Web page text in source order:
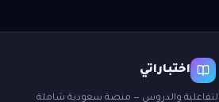
اختباراتي
التفاعلية والدروس — منصة سعودية شاملة